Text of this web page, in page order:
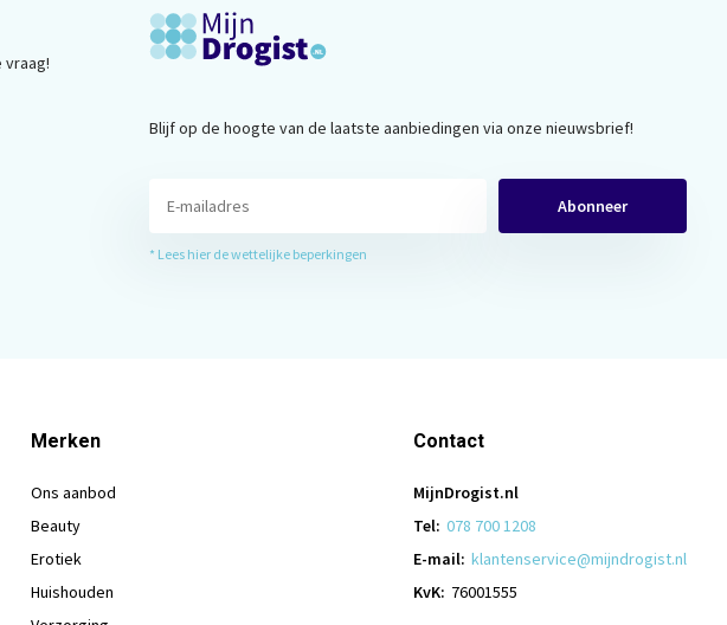
vraag!
Blijf op de hoogte van de laatste aanbiedingen via onze nieuwsbrief!
Abonneer
* Lees hier de wettelijke beperkingen
Merken
Ons aanbod
Beauty
Erotiek
Huishouden
Contact
MijnDrogist.nl
Tel: 078 700 1208
E-mail: klantenservice@mijndrogist.nl
KvK: 76001555